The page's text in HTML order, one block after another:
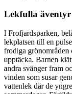
Lekfulla
I Frofjardsparken,
lekplatsen till en
frodiga grönområden
upptäcka. Barnen
andra svänger fram
vinden som susar
vattenlek där de